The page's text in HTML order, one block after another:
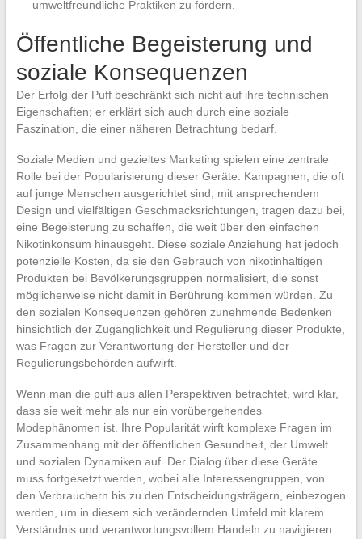
umweltfreundliche Praktiken zu fördern.
Öffentliche Begeisterung und
soziale Konsequenzen
Der Erfolg der Puff beschränkt sich nicht auf ihre technischen
Eigenschaften; er erklärt sich auch durch eine soziale
Faszination, die einer näheren Betrachtung bedarf.
Soziale Medien und gezieltes Marketing spielen eine zentrale
Rolle bei der Popularisierung dieser Geräte. Kampagnen, die oft
auf junge Menschen ausgerichtet sind, mit ansprechendem
Design und vielfältigen Geschmacksrichtungen, tragen dazu bei,
eine Begeisterung zu schaffen, die weit über den einfachen
Nikotinkonsum hinausgeht. Diese soziale Anziehung hat jedoch
potenzielle Kosten, da sie den Gebrauch von nikotinhaltigen
Produkten bei Bevölkerungsgruppen normalisiert, die sonst
möglicherweise nicht damit in Berührung kommen würden. Zu
den sozialen Konsequenzen gehören zunehmende Bedenken
hinsichtlich der Zugänglichkeit und Regulierung dieser Produkte,
was Fragen zur Verantwortung der Hersteller und der
Regulierungsbehörden aufwirft.
Wenn man die puff aus allen Perspektiven betrachtet, wird klar,
dass sie weit mehr als nur ein vorübergehendes
Modephänomen ist. Ihre Popularität wirft komplexe Fragen im
Zusammenhang mit der öffentlichen Gesundheit, der Umwelt
und sozialen Dynamiken auf. Der Dialog über diese Geräte
muss fortgesetzt werden, wobei alle Interessengruppen, von
den Verbrauchern bis zu den Entscheidungsträgern, einbezogen
werden, um in diesem sich verändernden Umfeld mit klarem
Verständnis und verantwortungsvollem Handeln zu navigieren.